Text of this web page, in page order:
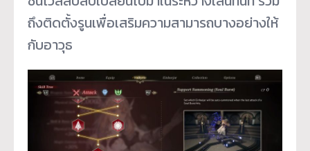
ถึงติดตั้งรูนเพื่อเสริมความสามารถบางอย่างให้
กับอาวุธ